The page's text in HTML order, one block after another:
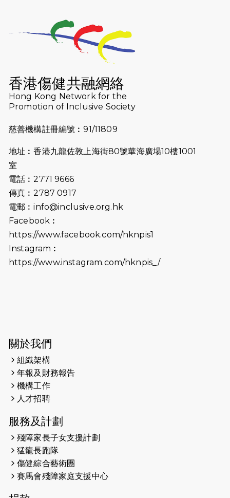
2026-07-23
猛龍長跑隊恆常練習 - 7月23日
（19:00開始）
猛龍長跑隊恆常練習 - 7月16日
2026-07-10
【猛龍戈壁118公里分享暨香港傷健共
融網絡15周年晚宴】
2026-07-09
猛龍長跑隊恆常練習 - 7月9日（19:00
2026-07-02
2026-06-25
（19:00開始）
2026-06-18
猛龍長跑隊恆常練習 - 6月18日
2026-06-11
猛龍長跑隊恆常練習 - 6月11日（19:00
2026-05-28
2026-05-22
2026-05-21
2026-05-14
（19:00開始）
2026-05-07
開始）
香港傷健共融網絡
Hong Kong Network for the
Promotion of Inclusive Society
慈善機構註冊編號︰91/11809
地址︰香港九龍佐敦上海街80號華海廣場10樓1001
室
電話︰2771 9666
傳真︰2787 0917
電郵︰info@inclusive.org.hk
Facebook︰
https://www.facebook.com/hknpis1
Instagram︰
https://www.instagram.com/hknpis_/
關於我們
組織架構
年報及財務報告
機構工作
人才招聘
服務及計劃
殘障家長子女支援計劃
猛龍長跑隊
傷健綜合藝術團
賽馬會殘障家庭支援中心